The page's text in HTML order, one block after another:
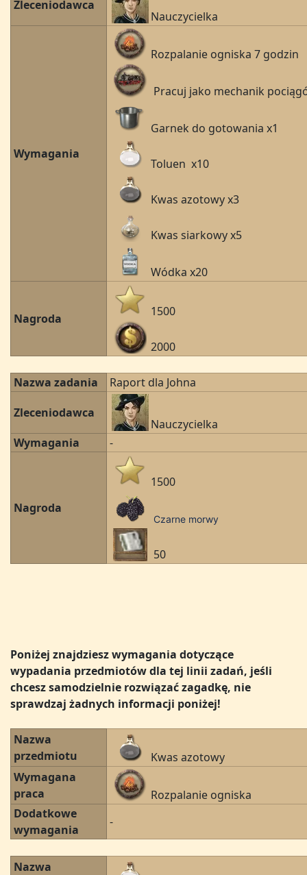
Zleceniodawca
Nauczycielka
Wymagania
Rozpalanie ogniska 7 godzin
Pracuj jako mechanik
Garnek do gotowania x1
Toluen x10
Kwas azotowy x3
Kwas siarkowy x5
Wódka x20
Nagroda 1500
2000
Nazwa zadania
Raport dla Johna
Zleceniodawca
Nauczycielka
Wymagania
-
Nagroda
1500
Czarne morwy
50
Poniżej znajdziesz wymagania dotyczące
wypadania przedmiotów dla tej linii zadań, jeśli
chcesz samodzielnie rozwiązać zagadkę, nie
sprawdzaj żadnych informacji poniżej!
Nazwa
przedmiotu
Kwas azotowy
Wymagana
praca
Rozpalanie ogniska
Dodatkowe
wymagania
-
Nazwa